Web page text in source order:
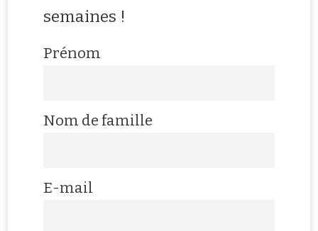
semaines !
Prénom
Nom de famille
E-mail